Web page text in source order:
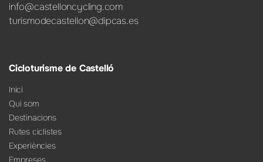
info@castelloncycling.com
turismodecastellon@dipcas.es
Cicloturisme de Castelló
Inici
Qui som
Destinacions
Rutes ciclistes
Experiències
Empreses